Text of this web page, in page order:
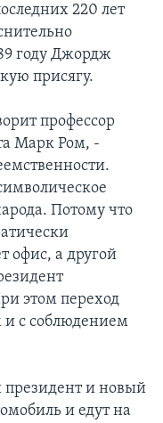
220 лет
году Джордж
присягу.
профессор
Марк Ром, -
Потому что
офис, а другой
этом переход
и с соблюдением
президент и новый
и едут на